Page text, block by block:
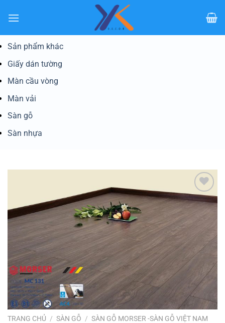
qua
dungSản phẩm khác
Giấy dán tường
Màn cầu vòng
Màn vải
Sàn gỗ
Sàn nhựa
Yêu
thích
TRANG CHỦ / SÀN GỖ / SÀN GỖ MORSER -SÀN GỖ VIỆT NAM